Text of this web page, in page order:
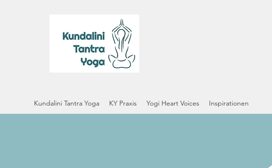
Kundalini Tantra Yoga KY Praxis Yogi Heart Voices Inspirationen